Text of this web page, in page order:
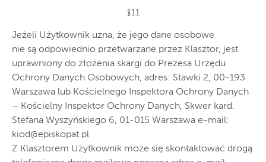
§11
Jeżeli Użytkownik uzna, że jego dane osobowe
nie są odpowiednio przetwarzane przez Klasztor, jest
uprawniony do złożenia skargi do Prezesa Urzędu
Ochrony Danych Osobowych, adres: Stawki 2, 00-193
Warszawa lub Kościelnego Inspektora Ochrony Danych
– Kościelny Inspektor Ochrony Danych, Skwer kard.
Stefana Wyszyńskiego 6, 01-015 Warszawa e-mail:
kiod@episkopat.pl
Z Klasztorem Użytkownik może się skontaktować drogą